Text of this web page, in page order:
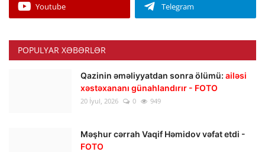
Youtube Telegram
POPULYAR XƏBƏRLƏR
Qazinin əməliyyatdan sonra ölümü: ailəsi
xəstəxananı günahlandırır - FOTO
20 İyul, 2026 0 949
Məşhur cərrah Vaqif Həmidov vəfat etdi -
FOTO